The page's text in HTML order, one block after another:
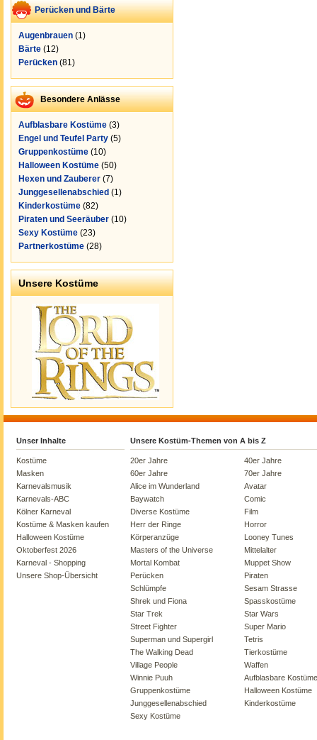
Perücken und Bärte
Augenbrauen (1)
Bärte (12)
Perücken (81)
Besondere Anlässe
Aufblasbare Kostüme (3)
Engel und Teufel Party (5)
Gruppenkostüme (10)
Halloween Kostüme (50)
Hexen und Zauberer (7)
Junggesellenabschied (1)
Kinderkostüme (82)
Piraten und Seeräuber (10)
Sexy Kostüme (23)
Partnerkostüme (28)
Unsere Kostüme
Unser Inhalte
Kostüme
Masken
Karnevalsmusik
Karnevals-ABC
Kölner Karneval
Kostüme & Masken kaufen
Halloween Kostüme
Oktoberfest 2026
Karneval - Shopping
Unsere Shop-Übersicht
Unsere Kostüm-Themen von A bis Z
20er Jahre
40er Jahre
60er Jahre
70er Jahre
Alice im Wunderland
Avatar
Baywatch
Comic
Diverse Kostüme
Film
Herr der Ringe
Horror
Körperanzüge
Looney Tunes
Masters of the Universe
Mittelalter
Mortal Kombat
Muppet Show
Perücken
Piraten
Schlümpfe
Sesam Strasse
Shrek und Fiona
Spasskostüme
Star Trek
Star Wars
Street Fighter
Super Mario
Superman und Supergirl
Tetris
The Walking Dead
Tierkostüme
Village People
Waffen
Winnie Puuh
Aufblasbare Kostüme
Gruppenkostüme
Halloween Kostüme
Junggesellenabschied
Kinderkostüme
Sexy Kostüme